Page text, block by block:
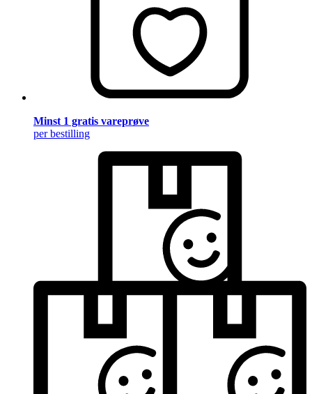
Minst 1 gratis vareprøve
per bestilling